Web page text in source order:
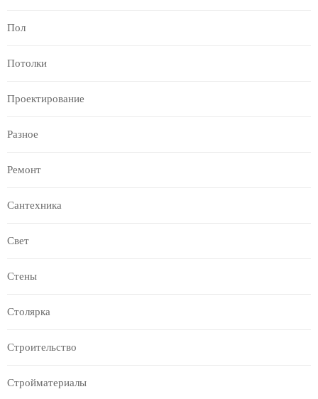
Пол
Потолки
Проектирование
Разное
Ремонт
Сантехника
Свет
Стены
Столярка
Строительство
Стройматериалы